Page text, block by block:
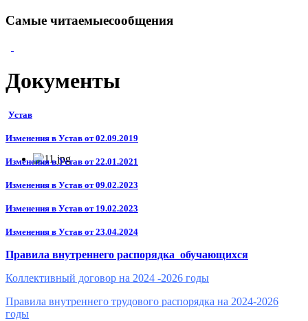
Самые читаемыесообщения
Документы
Устав
Изменения в Устав от 02.09.2019
Изменения в Устав от 22.01.2021
Изменения в Устав от 09.02.2023
Изменения в Устав от 19.02.2023
Изменения в Устав от 23.04.2024
Правила внутреннего распорядка обучающихся
Коллективный договор на 2024 -2026 годы
Правила внутреннего трудового распорядка на 2024-2026
годы